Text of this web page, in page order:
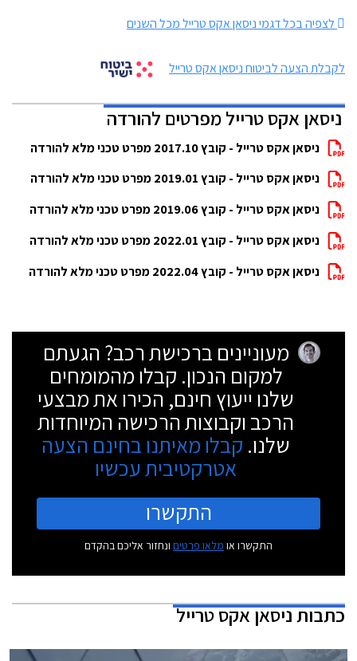
לצפיה בכל דגמי ניסאן אקס טרייל מכל השנים
לקבלת הצעה לביטוח ניסאן אקס טרייל
ניסאן אקס טרייל מפרטים להורדה
ניסאן אקס טרייל - קובץ 2017.10 מפרט טכני מלא להורדה
ניסאן אקס טרייל - קובץ 2019.01 מפרט טכני מלא להורדה
ניסאן אקס טרייל - קובץ 2019.06 מפרט טכני מלא להורדה
ניסאן אקס טרייל - קובץ 2022.01 מפרט טכני מלא להורדה
ניסאן אקס טרייל - קובץ 2022.04 מפרט טכני מלא להורדה
מעוניינים ברכישת רכב? הגעתם
למקום הנכון. קבלו מהמומחים
שלנו ייעוץ חינם, הכירו את מבצעי
הרכב וקבוצות הרכישה המיוחדות
שלנו. קבלו מאיתנו בחינם הצעה
אטרקטיבית עכשיו
התקשרו
התקשרו או מלאו פרטים ונחזור אליכם בהקדם
כתבותניסאן אקס טרייל